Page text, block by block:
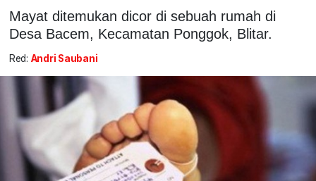
Mayat ditemukan dicor di sebuah rumah di
Desa Bacem, Kecamatan Ponggok, Blitar.
Red: Andri Saubani